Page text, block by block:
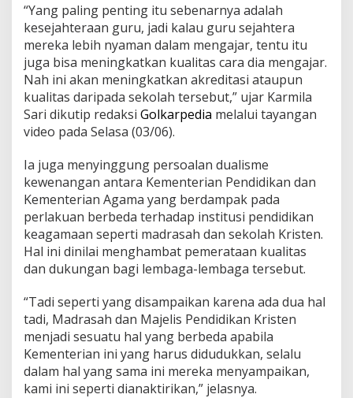
o
r
m
a
l
d
a
l
m
U
S
i
d
i
k
n
“Yang paling penting itu sebenarnya adalah
kesejahteraan guru, jadi kalau guru sejahtera
mereka lebih nyaman dalam mengajar, tentu itu
juga bisa meningkatkan kualitas cara dia mengajar.
Nah ini akan meningkatkan akreditasi ataupun
kualitas daripada sekolah tersebut,” ujar Karmila
Sari dikutip redaksi Golkarpedia melalui tayangan
video pada Selasa (03/06).
Ia juga menyinggung persoalan dualisme
kewenangan antara Kementerian Pendidikan dan
Kementerian Agama yang berdampak pada
perlakuan berbeda terhadap institusi pendidikan
keagamaan seperti madrasah dan sekolah Kristen.
Hal ini dinilai menghambat pemerataan kualitas
dan dukungan bagi lembaga-lembaga tersebut.
“Tadi seperti yang disampaikan karena ada dua hal
tadi, Madrasah dan Majelis Pendidikan Kristen
menjadi sesuatu hal yang berbeda apabila
Kementerian ini yang harus didudukkan, selalu
dalam hal yang sama ini mereka menyampaikan,
kami ini seperti dianaktirikan,” jelasnya.